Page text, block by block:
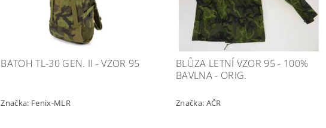
BATOH TL-30 GEN. II - VZOR 95
Značka: Fenix-MLR
BLŮZA LETNÍ VZOR 95 - 100%
BAVLNA - ORIG.
Značka: AČR